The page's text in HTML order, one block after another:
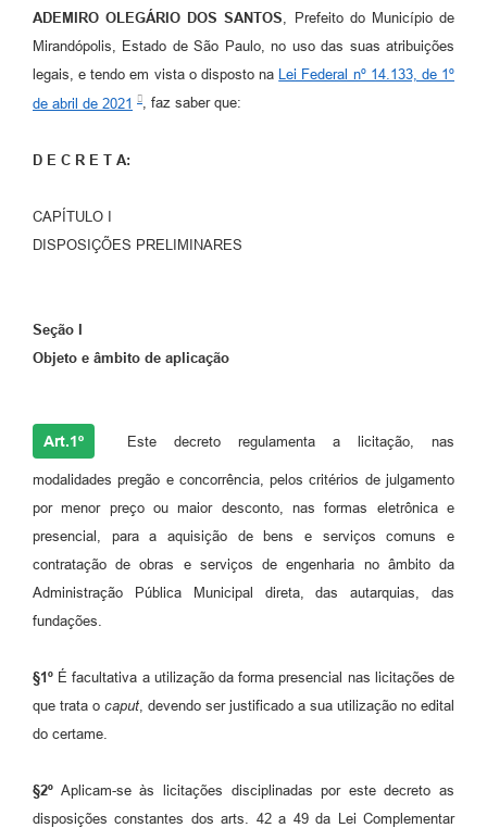
ADEMIRO OLEGÁRIO DOS SANTOS, Prefeito do Município de
Mirandópolis, Estado de São Paulo, no uso das suas atribuições
legais, e tendo em vista o disposto na Lei Federal nº 14.133, de 1º
de abril de 2021
, faz saber que:
D E C R E T A:
CAPÍTULO I
DISPOSIÇÕES PRELIMINARES
Seção I
Objeto e âmbito de aplicação
Art.1º Este decreto regulamenta a licitação, nas
modalidades pregão e concorrência, pelos critérios de julgamento
por menor preço ou maior desconto, nas formas eletrônica e
presencial, para a aquisição de bens e serviços comuns e
contratação de obras e serviços de engenharia no âmbito da
Administração Pública Municipal direta, das autarquias, das
fundações.
§1º É facultativa a utilização da forma presencial nas licitações de
que trata o caput , devendo ser justificado a sua utilização no edital
do certame.
§2º Aplicam-se às licitações disciplinadas por este decreto as
disposições constantes dos arts. 42 a 49 da Lei Complementar